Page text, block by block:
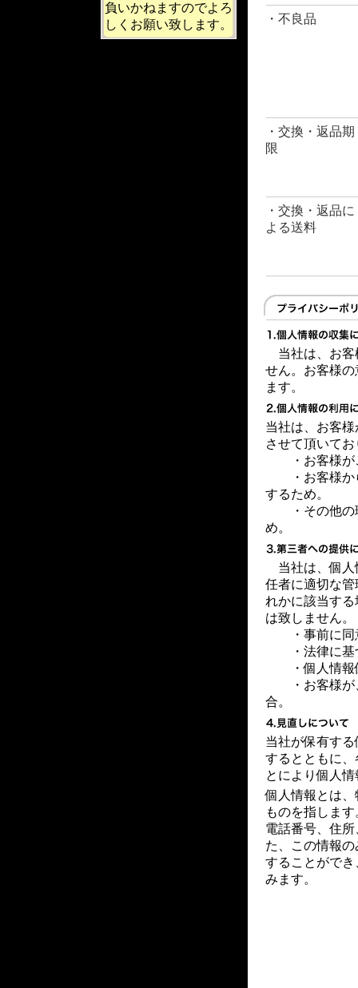
負いかねますのでよろ
しくお願い致します。
・不良品
・交換・返品期
限
・交換・返品に
よる送料
当社は、お客
せん。お客様
ます。
当社は、お客
させて頂いて
・お客様
・お客様から
するため。
・その他の理
め。
当社は、個人
任者に適切な
れかに該当す
は致しません。
・事前に
・法律に基
・個人情報保
・お客様が、
合。
当社が保有す
するとともに
とにより個人
個人情報とは
ものを指しま
電話番号、住
た、この情報
することがで
みます。